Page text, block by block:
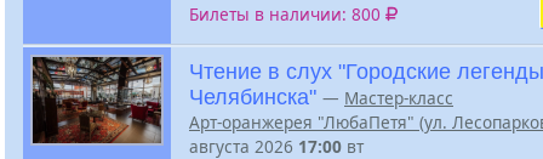
Билеты в наличии: 800
Чтение в слух "Городские легенды
Челябинска" — Мастер-класс
Арт-оранжерея "ЛюбаПетя" (ул.
августа 2026 17:00 вт